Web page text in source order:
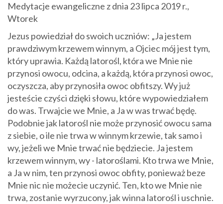
Medytacje ewangeliczne z dnia 23 lipca 2019 r.,
Wtorek
Jezus powiedział do swoich uczniów: „Ja jestem
prawdziwym krzewem winnym, a Ojciec mój jest tym,
który uprawia. Każdą latorośl, która we Mnie nie
przynosi owocu, odcina, a każdą, która przynosi owoc,
oczyszcza, aby przynosiła owoc obfitszy. Wy już
jesteście czyści dzięki słowu, które wypowiedziałem
do was. Trwajcie we Mnie, a Ja w was trwać będę.
Podobnie jak latorośl nie może przynosić owocu sama
z siebie, o ile nie trwa w winnym krzewie, tak samo i
wy, jeżeli we Mnie trwać nie będziecie. Ja jestem
krzewem winnym, wy - latoroślami. Kto trwa we Mnie,
a Ja w nim, ten przynosi owoc obfity, ponieważ beze
Mnie nic nie możecie uczynić. Ten, kto we Mnie nie
trwa, zostanie wyrzucony, jak winna latorośl i uschnie.